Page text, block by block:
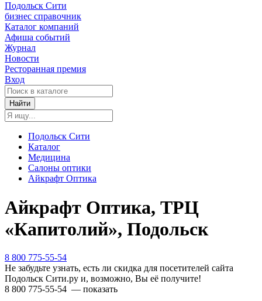
Подольск Сити
бизнес справочник
Каталог компаний
Афиша событий
Журнал
Новости
Ресторанная премия
Вход
Найти
Подольск Сити
Каталог
Медицина
Салоны оптики
Айкрафт Оптика
Айкрафт Оптика, ТРЦ
«Капитолий», Подольск
8 800 775-55-54
Не забудьте узнать, есть ли скидка для посетителей сайта
Подольск Сити.ру и, возможно, Вы её получите!
8 800 775-55-54 — показать